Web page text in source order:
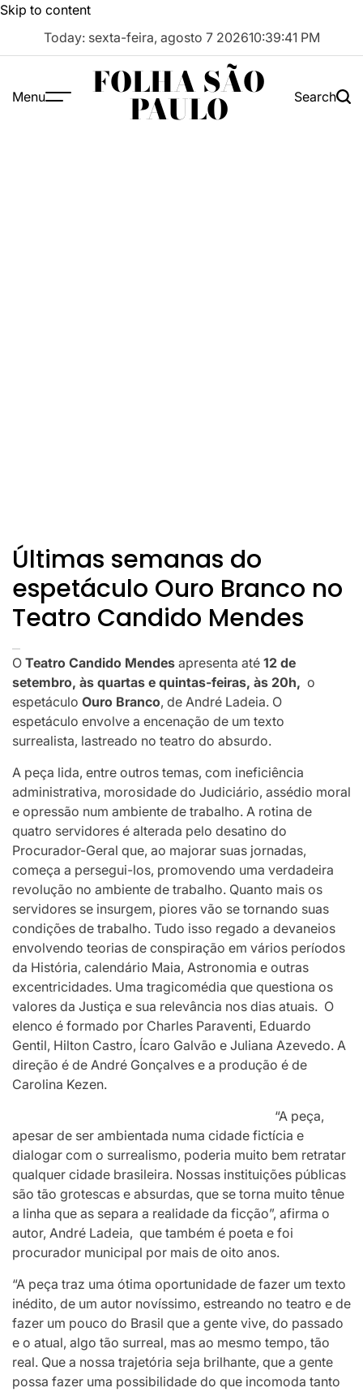
Skip to content
Today: sexta-feira, agosto 7 202610:39:42 PM
Menu FOLHA SÃO
PAULO Search
Últimas semanas do
espetáculo Ouro Branco no
Teatro Candido Mendes
O Teatro Candido Mendes apresenta até 12 de
setembro, às quartas e quintas-feiras, às 20h, o
espetáculo Ouro Branco, de André Ladeia. O
espetáculo envolve a encenação de um texto
surrealista, lastreado no teatro do absurdo.
A peça lida, entre outros temas, com ineficiência
administrativa, morosidade do Judiciário, assédio moral
e opressão num ambiente de trabalho. A rotina de
quatro servidores é alterada pelo desatino do
Procurador-Geral que, ao majorar suas jornadas,
começa a persegui-los, promovendo uma verdadeira
revolução no ambiente de trabalho. Quanto mais os
servidores se insurgem, piores vão se tornando suas
condições de trabalho. Tudo isso regado a devaneios
envolvendo teorias de conspiração em vários períodos
da História, calendário Maia, Astronomia e outras
excentricidades. Uma tragicomédia que questiona os
valores da Justiça e sua relevância nos dias atuais. O
elenco é formado por Charles Paraventi, Eduardo
Gentil, Hilton Castro, Ícaro Galvão e Juliana Azevedo. A
direção é de André Gonçalves e a produção é de
Carolina Kezen.
“A peça,
apesar de ser ambientada numa cidade fictícia e
dialogar com o surrealismo, poderia muito bem retratar
qualquer cidade brasileira. Nossas instituições públicas
são tão grotescas e absurdas, que se torna muito tênue
a linha que as separa a realidade da ficção”, afirma o
autor, André Ladeia, que também é poeta e foi
procurador municipal por mais de oito anos.
“A peça traz uma ótima oportunidade de fazer um texto
inédito, de um autor novíssimo, estreando no teatro e de
fazer um pouco do Brasil que a gente vive, do passado
e o atual, algo tão surreal, mas ao mesmo tempo, tão
real. Que a nossa trajetória seja brilhante, que a gente
possa fazer uma possibilidade do que incomoda tanto